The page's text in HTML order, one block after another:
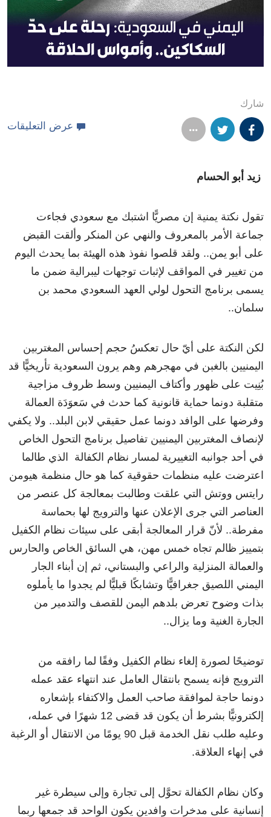
شارك
عرض التعليقات
زيد أبو الحسام
تقول نكتة يمنية إن مصريًّا اشتبك مع سعودي فجاءت
جماعة الأمر بالمعروف والنهي عن المنكر وألقت القبض
على أبو يمن.. ولقد قلصوا نفوذ هذه الهيئة بما يحدث اليوم
من تغيير في المواقف لإثبات توجهات ليبرالية ضمن ما
يسمى برنامج التحول لولي العهد السعودي محمد بن
سلمان..
لكن النكتة على أيّ حال تعكسُ حجم إحساس المغتربين
اليمنيين بالغبن في مهجرهم وهم يرون السعودية تأريخيًّا قد
بُنِيت على ظهور وأكتاف اليمنيين وسط ظروف مزاجية
متقلبة دونما حماية قانونية كما حدث في سَعوَدَة العمالة
وفرضها على الوافد دونما عمل حقيقي لابن البلد.. ولا يكفي
لإنصاف المغتربين اليمنيين تفاصيل برنامج التحول الخاص
في أحد جوانبه التغييرية لمسار نظام الكفالة الذي طالما
اعترضت عليه منظمات حقوقية كما هو حال منظمة هيومن
رايتس ووتش التي علقت وطالبت بمعالجة كل عنصر من
العناصر التي جرى الإعلان عنها والترويج لها بحماسة
مفرطة.. لأنّ قرار المعالجة أبقى على سيئات نظام الكفيل
بتمييز ظالم تجاه خمس مهن، هي السائق الخاص والحارس
والعمالة المنزلية والراعي والبستاني، ثم إن أبناء الجار
اليمني اللصيق جغرافيًّا وتشابكًا قبليًّا لم يجدوا ما يأملوه
بذات وضوح تعرض بلدهم اليمن للقصف والتدمير من
الجارة الغنية وما يزال..
توضيحًا لصورة إلغاء نظام الكفيل وفقًا لما رافقه من
الترويج فإنه يسمح بانتقال العامل عند انتهاء عقد عمله
دونما حاجة لموافقة صاحب العمل والاكتفاء بإشعاره
إلكترونيًّا بشرط أن يكون قد قضى 12 شهرًا في عمله،
وعليه طلب نقل الخدمة قبل 90 يومًا من الانتقال أو الرغبة
في إنهاء العلاقة.
وكان نظام الكفالة تحوَّل إلى تجارة وإلى سيطرة غير
إنسانية على مدخرات وافدين يكون الواحد قد جمعها ربما